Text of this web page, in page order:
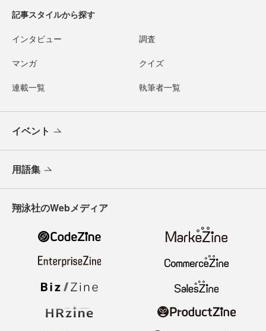
記事スタイルから探す
インタビュー 調査
マンガ クイズ
連載一覧 執筆者一覧
イベント
用語集
翔泳社のWebメディア